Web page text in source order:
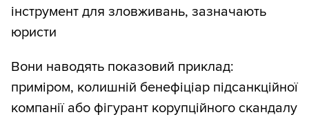
інструмент для зловживань, зазначають
юристи
Вони наводять показовий приклад:
приміром, колишній бенефіціар підсанкційної
компанії або фігурант корупційного скандалу